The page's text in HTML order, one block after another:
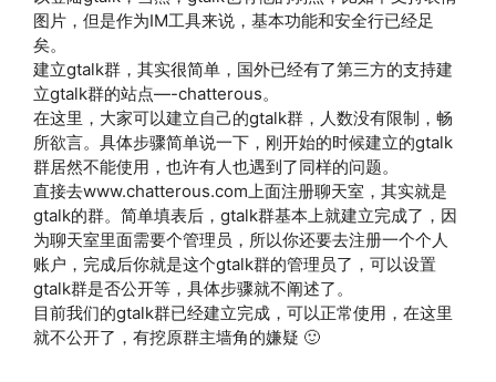
图片，但是作为IM工具来说，基本功能和安全行已经足
矣。
建立gtalk群，其实很简单，国外已经有了第三方的支持建
立gtalk群的站点—-chatterous。
在这里，大家可以建立自己的gtalk群，人数没有限制，畅
所欲言。具体步骤简单说一下，刚开始的时候建立的gtalk
群居然不能使用，也许有人也遇到了同样的问题。
直接去www.chatterous.com上面注册聊天室，其实就是
gtalk的群。简单填表后，gtalk群基本上就建立完成了，因
为聊天室里面需要个管理员，所以你还要去注册一个个人
账户，完成后你就是这个gtalk群的管理员了，可以设置
gtalk群是否公开等，具体步骤就不阐述了。
目前我们的gtalk群已经建立完成，可以正常使用，在这里
就不公开了，有挖原群主墙角的嫌疑 🙂